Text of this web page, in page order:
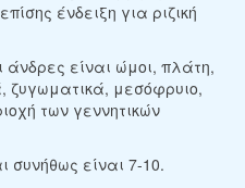
ένδειξη για ριζική
άνδρες είναι ώμοι, πλάτη,
ζυγωματικά, μεσόφρυιο,
των γεννητικών
συνήθως είναι 7-10.